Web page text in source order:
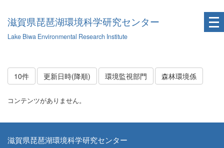
滋賀県琵琶湖環境科学研究センター
Lake Biwa Environmental Research Institute
10件 更新日時(降順) 環境監視部門 森林環境係
コンテンツがありません。
滋賀県琵琶湖環境科学研究センター